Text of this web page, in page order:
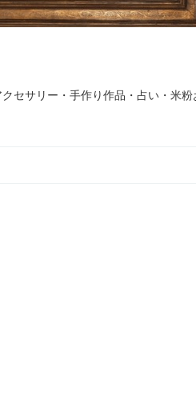
セサリー・手作り作品・占い・米